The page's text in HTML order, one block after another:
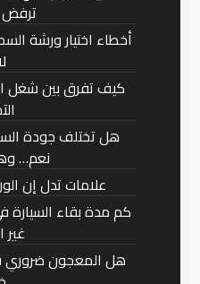
ترفض
أخطاء اختيار ورشة
كيف تفرق بين شغل
هل تختلف جودة
نعم…
علامات تدل إن
كم مدة بقاء
غير
هل المعجون ضروري